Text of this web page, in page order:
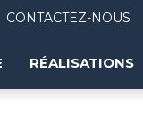
CONTACTEZ-NOUS
RÉALISATIONS